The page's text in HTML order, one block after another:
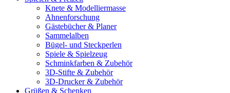
Knete & Modelliermasse
Ahnenforschung
Gästebücher & Planer
Sammelalben
Bügel- und Steckperlen
Spiele & Spielzeug
Schminkfarben & Zubehör
3D-Stifte & Zubehör
3D-Drucker & Zubehör
Grüßen & Schenken